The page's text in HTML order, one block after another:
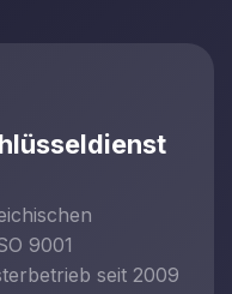
9001
seit 2009